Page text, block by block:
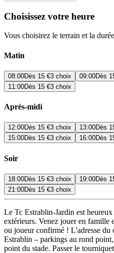
Choisissez votre heure
Vous choisirez le terrain et la
Matin
08:00Dès 15 €3 choix 09:00Dès
11:00Dès 15 €3 choix
Après-midi
12:00Dès 15 €3 choix 13:00Dès
15:00Dès 15 €3 choix 16:00Dès
Soir
18:00Dès 15 €3 choix 19:00Dès
21:00Dès 15 €3 choix
Le Tc Estrablin-Jardin est
extérieurs. Venez jouer en famille
ou joueur confirmé ! L'adresse du
Estrablin – parkings au rond
point du stade. Passer le